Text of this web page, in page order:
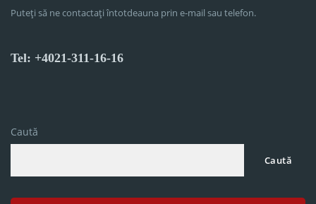
Puteți să ne contactați întotdeauna prin e-mail sau telefon.
Tel: +4021-311-16-16
Caută
Caută